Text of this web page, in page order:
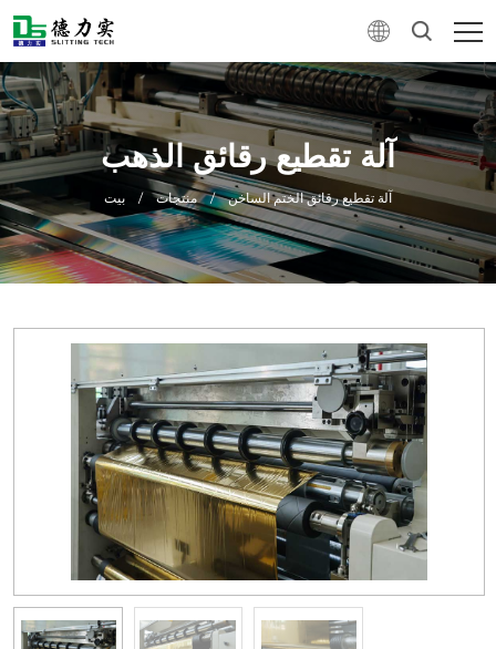
آلة تقطيع رقائق الذهب
بيت / منتجات / آلة تقطيع رقائق الختم الساخن